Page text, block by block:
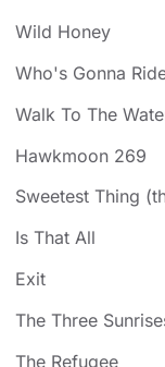
Wild Honey
Who's Gonna
Walk To The
Hawkmoon 269
Sweetest Thing
Is That All
Exit
The Three
The Refugee